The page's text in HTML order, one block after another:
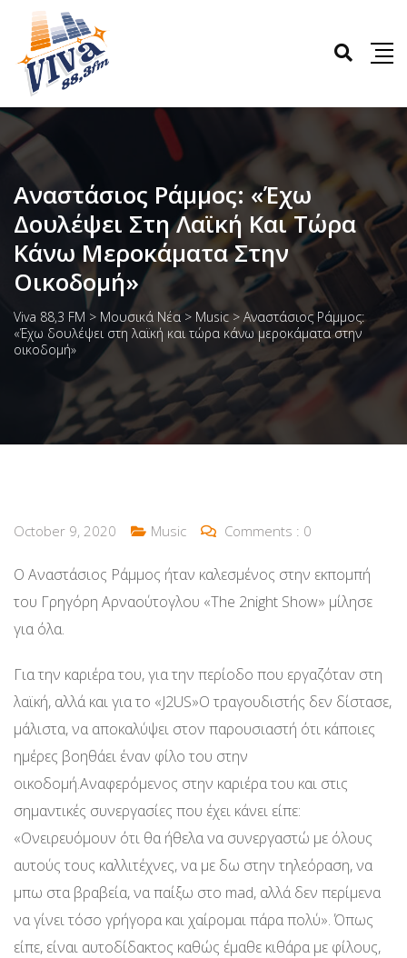
Αναστάσιος Ράμμος: «Έχω
Δουλέψει Στη Λαϊκή Και Τώρα
Κάνω Μεροκάματα Στην
Οικοδομή»
Viva 88,3 FM > Μουσικά Νέα > Music > Αναστάσιος Ράμμος:
«Έχω δουλέψει στη λαϊκή και τώρα κάνω μεροκάματα στην
οικοδομή»
October 9, 2020 Music Comments : 0
Ο Αναστάσιος Ράμμος ήταν καλεσμένος στην εκπομπή
του Γρηγόρη Αρναούτογλου «The 2night Show» μίλησε
για όλα.
Για την καριέρα του, για την περίοδο που εργαζόταν στη
λαϊκή, αλλά και για το «J2US»Ο τραγουδιστής δεν δίστασε,
μάλιστα, να αποκαλύψει στον παρουσιαστή ότι κάποιες
ημέρες βοηθάει έναν φίλο του στην
οικοδομή.Αναφερόμενος στην καριέρα του και στις
σημαντικές συνεργασίες που έχει κάνει είπε:
«Ονειρευόμουν ότι θα ήθελα να συνεργαστώ με όλους
αυτούς τους καλλιτέχνες, να με δω στην τηλεόραση, να
μπω στα βραβεία, να παίξω στο mad, αλλά δεν περίμενα
να γίνει τόσο γρήγορα και χαίρομαι πάρα πολύ». Όπως
είπε, είναι αυτοδίδακτος καθώς έμαθε κιθάρα με φίλους,